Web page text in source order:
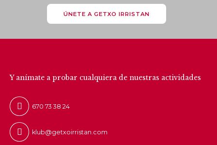
ÚNETE A GETXO IRRISTAN
Y anímate a probar cualquiera de nuestras actividades
670 73 38 24
klub@getxoirristan.com